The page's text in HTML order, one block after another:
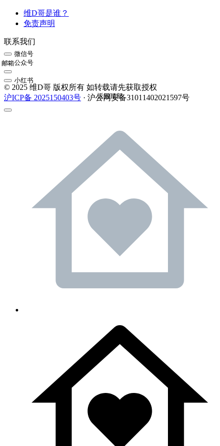
维D哥是谁？
免责声明
联系我们
微信号
公众号
邮箱
小红书
© 2025 维D哥 版权所有 如转载请先获取授权
沪ICP备 2025150403号 · 沪公网安备31011402021597号
返回顶部